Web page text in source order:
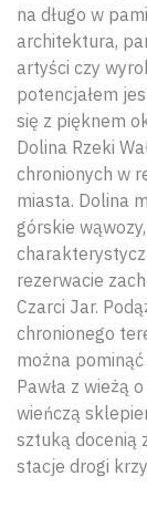
na długo w
architektura,
artyści czy
potencjałem
się z pięknem
Dolina Rzeki
chronionych w
miasta. Dolina
górskie
rezerwacie
Czarci Jar.
chronionego
można
Pawła z wieżą
wieńczą
sztuką docenią
stacje drogi